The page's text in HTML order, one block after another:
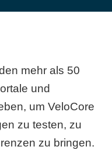
mehr als 50
und
um VeloCore
zu testen, zu
zu bringen.